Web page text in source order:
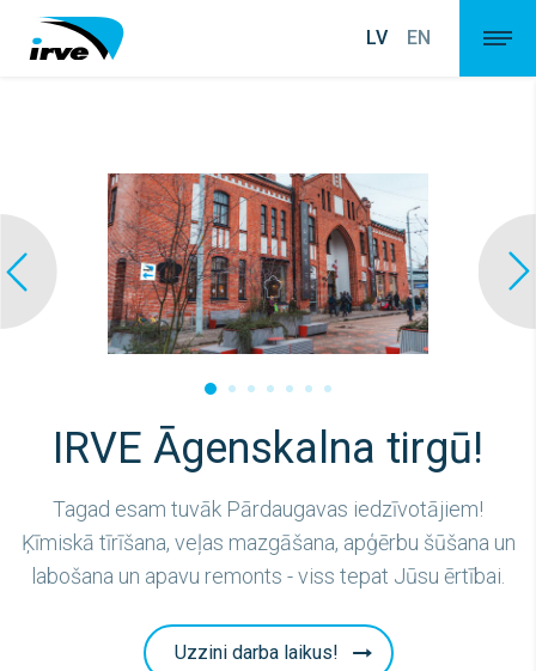
LV EN
IRVE Āgenskalna tirgū!
Tagad esam tuvāk Pārdaugavas iedzīvotājiem!
Ķīmiskā tīrīšana, veļas mazgāšana, apģērbu šūšana un
labošana un apavu remonts - viss tepat Jūsu ērtībai.
Uzzini darba laikus!